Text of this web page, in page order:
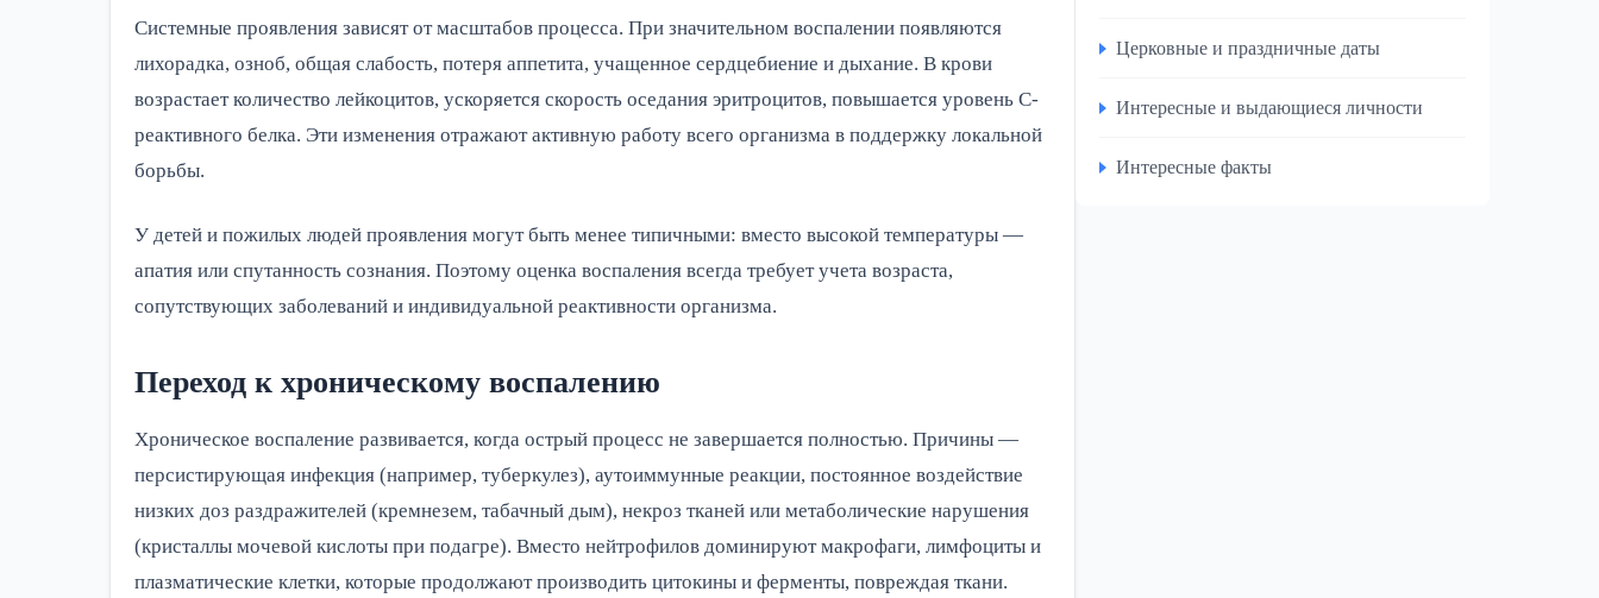
Системные проявления зависят от масштабов процесса. При значительном воспалении появляются
лихорадка, озноб, общая слабость, потеря аппетита, учащенное сердцебиение и дыхание. В крови
возрастает количество лейкоцитов, ускоряется скорость оседания эритроцитов, повышается уровень С-
реактивного белка. Эти изменения отражают активную работу всего организма в поддержку локальной
борьбы.
У детей и пожилых людей проявления могут быть менее типичными: вместо высокой температуры —
апатия или спутанность сознания. Поэтому оценка воспаления всегда требует учета возраста,
сопутствующих заболеваний и индивидуальной реактивности организма.
Переход к хроническому воспалению
Хроническое воспаление развивается, когда острый процесс не завершается полностью. Причины —
персистирующая инфекция (например, туберкулез), аутоиммунные реакции, постоянное воздействие
низких доз раздражителей (кремнезем, табачный дым), некроз тканей или метаболические нарушения
(кристаллы мочевой кислоты при подагре). Вместо нейтрофилов доминируют макрофаги, лимфоциты и
плазматические клетки, которые продолжают производить цитокины и ферменты, повреждая ткани.
Церковные и праздничные даты
Интересные и выдающиеся личности
Интересные факты